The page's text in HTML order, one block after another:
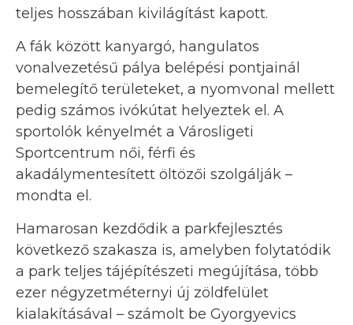
teljes hosszában kivilágítást kapott.
A fák között kanyargó, hangulatos
vonalvezetésű pálya belépési pontjainál
bemelegítő területeket, a nyomvonal mellett
pedig számos ivókútat helyeztek el. A
sportolók kényelmét a Városligeti
Sportcentrum női, férfi és
akadálymentesített öltözői szolgálják –
mondta el.
Hamarosan kezdődik a parkfejlesztés
következő szakasza is, amelyben folytatódik
a park teljes tájépítészeti megújítása, több
ezer négyzetméternyi új zöldfelület
kialakításával – számolt be Gyorgyevics